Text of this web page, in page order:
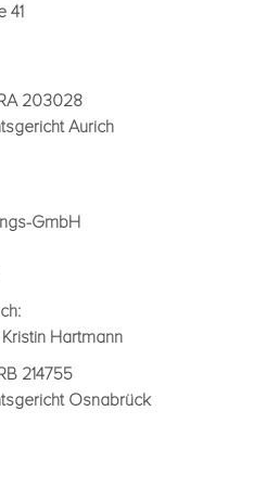
41
203028
Aurich
GmbH
Kris­tin Hart­mann
214755
Osna­brück